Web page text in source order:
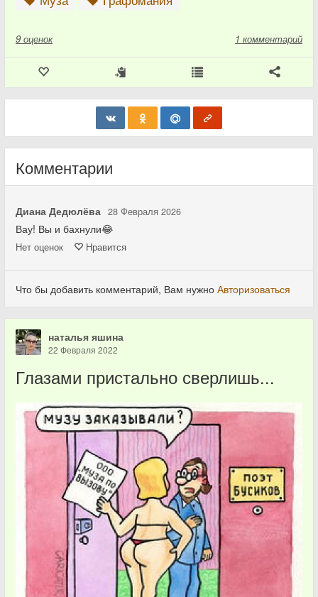
9 оценок 1 комментарий
Комментарии
Диана Дедюлёва 28 Февраля 2026
Вау! Вы и бахнули😂
Нет оценок Нравится
Что бы добавить комментарий, Вам нужно Авторизоваться
наталья яшина
22 Февраля 2022
Глазами пристально сверлишь...